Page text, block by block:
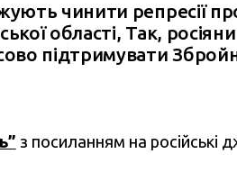
чинити репресії
області, Так,
підтримувати
з посиланням на російські